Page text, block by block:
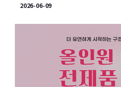
지니어가 직접 CAE를 해야 하
2026-06-09